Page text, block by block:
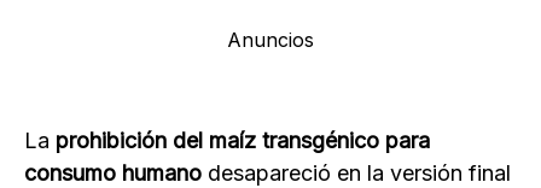
Anuncios
La prohibición del maíz transgénico para
consumo humano desapareció en la versión final